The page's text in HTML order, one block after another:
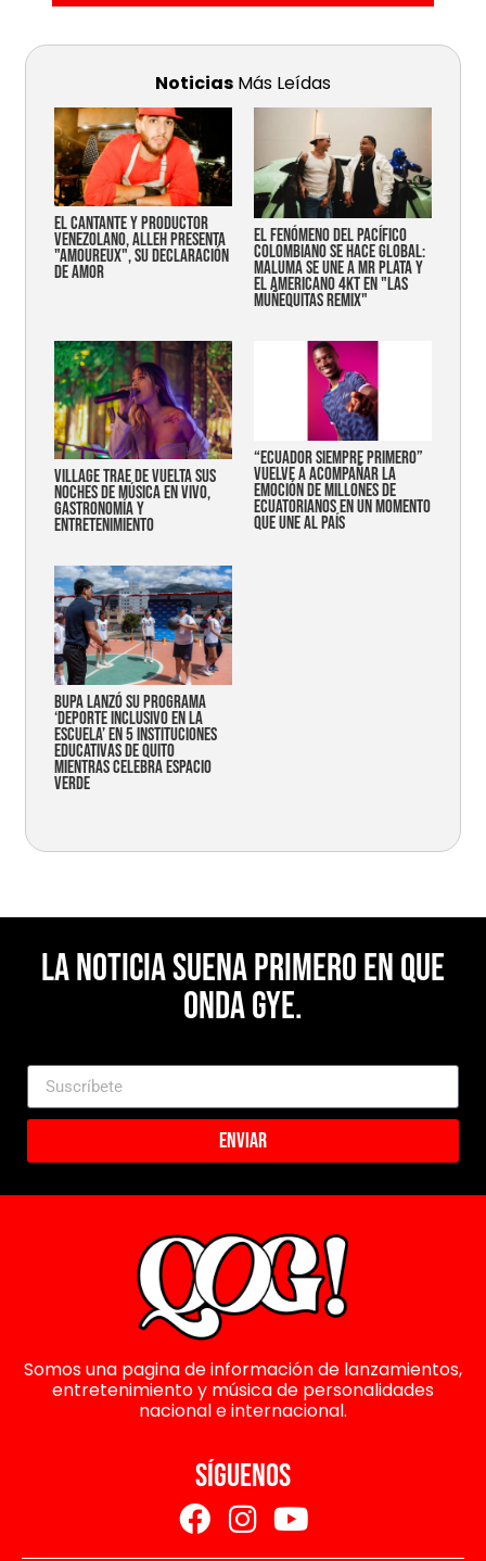
Noticias Más Leídas
EL CANTANTE Y PRODUCTOR
VENEZOLANO, ALLEH PRESENTA
"AMOUREUX", SU DECLARACIÓN
DE AMOR
EL FENÓMENO DEL PACÍFICO
COLOMBIANO SE HACE GLOBAL:
MALUMA SE UNE A MR PLATA Y
EL AMERICANO 4KT EN "LAS
MUÑEQUITAS REMIX"
Village trae de vuelta sus
noches de música en vivo,
gastronomía y
entretenimiento
“Ecuador siempre primero”
vuelve a acompañar la
emoción de millones de
ecuatorianos en un momento
que une al país
Bupa lanzó su programa
‘Deporte Inclusivo en la
Escuela’ en 5 instituciones
educativas de Quito
mientras celebra espacio
verde
La noticia suena primero en Que
Onda Gye.
Enviar
Somos una pagina de información de lanzamientos,
entretenimiento y música de personalidades
nacional e internacional.
SÍGUENOS